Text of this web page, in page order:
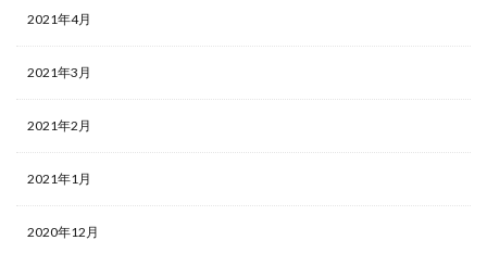
2021年4月
2021年3月
2021年2月
2021年1月
2020年12月